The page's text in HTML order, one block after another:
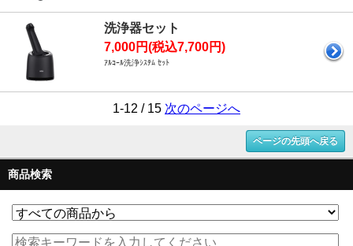
洗浄器セット
7,000円(税込7,700円)
ｱﾙｺｰﾙ洗浄ｼｽﾃﾑ ｾｯﾄ
1-12 / 15 次のページへ
ページの先頭へ戻る
商品検索